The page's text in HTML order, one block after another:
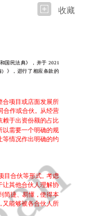
收藏